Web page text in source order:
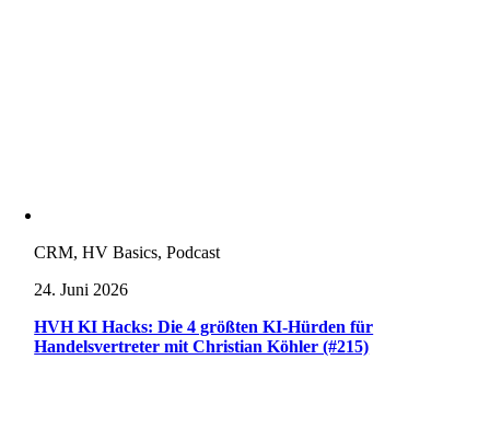
CRM, HV Basics, Podcast
24. Juni 2026
HVH KI Hacks: Die 4 größten KI-Hürden für
Handelsvertreter mit Christian Köhler (#215)